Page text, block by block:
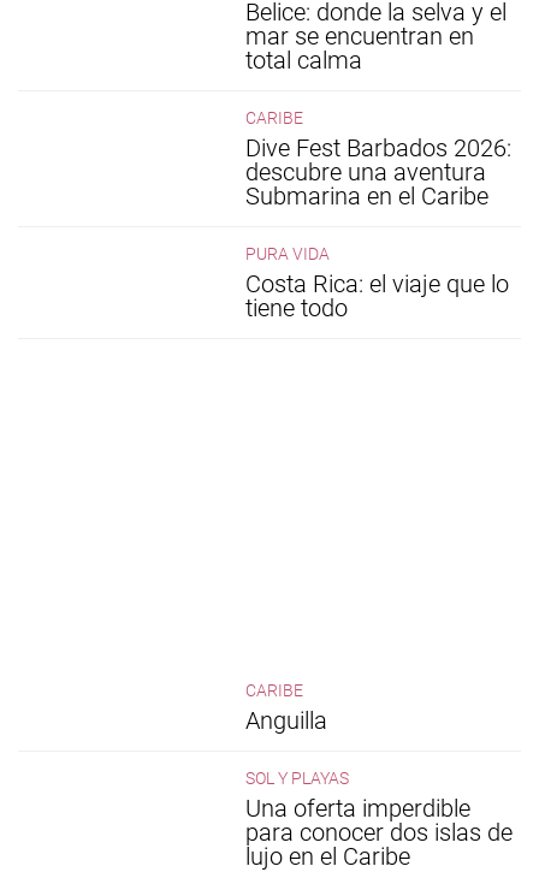
Belice: donde la selva y el
mar se encuentran en
total calma
CARIBE
Dive Fest Barbados 2026:
descubre una aventura
Submarina en el Caribe
PURA VIDA
Costa Rica: el viaje que lo
tiene todo
CARIBE
Anguilla
SOL Y PLAYAS
Una oferta imperdible
para conocer dos islas de
lujo en el Caribe